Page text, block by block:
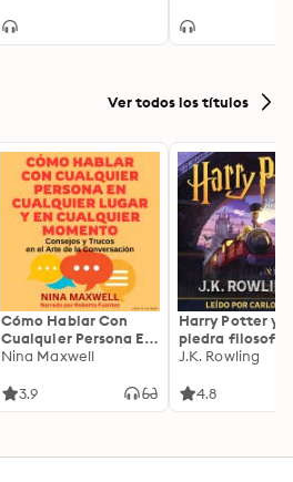
Ver todos los títulos
Cómo Hablar Con
Cualquier Persona En
Cualquier Lugar Y En
Nina Maxwell
3.9
Harry Potter y
piedra filosofal
J.K. Rowling
4.8